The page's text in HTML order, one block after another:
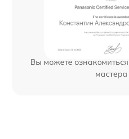
Вы можете
мастера